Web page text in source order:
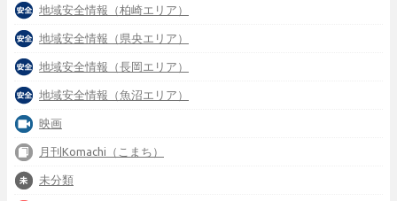
地域安全情報（柏崎エリア）
地域安全情報（県央エリア）
地域安全情報（長岡エリア）
地域安全情報（魚沼エリア）
映画
月刊Komachi（こまち）
未分類